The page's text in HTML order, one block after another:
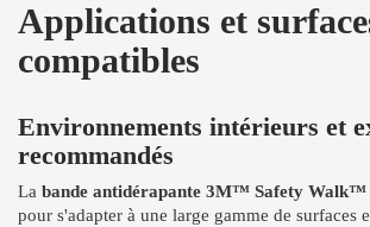
Applications et
compatibles
Environnements intérieurs et
recommandés
La bande antidérapante 3M™ Safety Walk™
pour s'adapter à une large gamme de surfaces